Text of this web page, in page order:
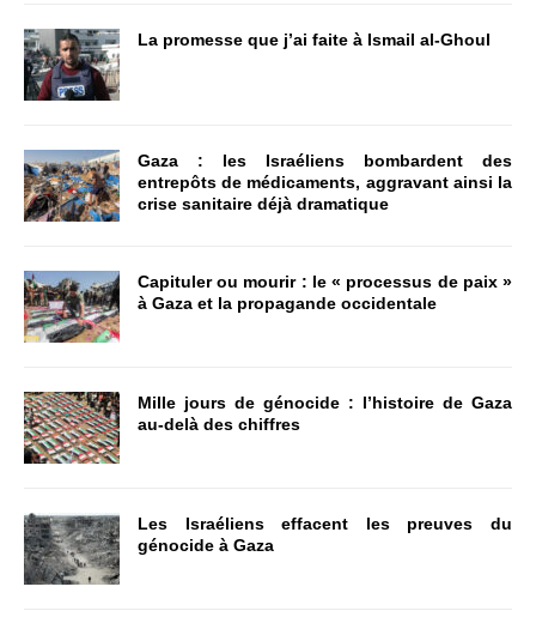
La promesse que j’ai faite à Ismail al-Ghoul
Gaza : les Israéliens bombardent des
entrepôts de médicaments, aggravant ainsi la
crise sanitaire déjà dramatique
Capituler ou mourir : le « processus de paix »
à Gaza et la propagande occidentale
Mille jours de génocide : l’histoire de Gaza
au-delà des chiffres
Les Israéliens effacent les preuves du
génocide à Gaza